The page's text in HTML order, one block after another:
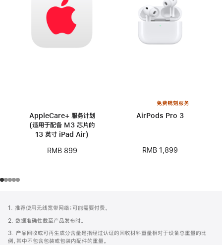
AppleCare+ 服务计划
(适用于配备 M3 芯片的
13 英寸 iPad Air)
RMB 899
免费镌刻服务
AirPods Pro 3
RMB 1,899
页
页
脚
注
1. 推荐使用无线宽带网络；可能需要付费。
2. 数据准确性截至产品发布时。
3. 产品回收或可再生成分含量是指经过认证的回收材料重量相对于设备总重量的比
例，其中不包含包装或包装内配件的重量。